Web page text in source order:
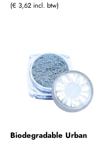
(€ 3,62 incl. btw)
Biodegradable Urban